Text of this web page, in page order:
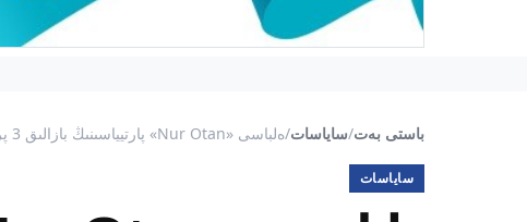
باستى بەت/ساياسات/ەلباسى «Nur Otan» پارتيياسىنىڭ بازالىق 3 پرينت...
ساياسات